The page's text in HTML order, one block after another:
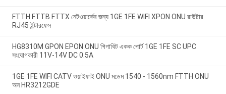
FTTH FTTB FTTX নেটওয়ার্কের জন্য 1GE 1FE WIFI XPON ONU রাউটার
RJ45 ইন্টারফেস
HG8310M GPON EPON ONU গিগাবিট একক পোর্ট 1GE 1FE SC UPC
সংযোগকারী 11V-14V DC 0.5A
1GE 1FE WIFI CATV ওয়াইফাই ONU মডেম 1540 - 1560nm FTTH ONU
অন HR3212GDE